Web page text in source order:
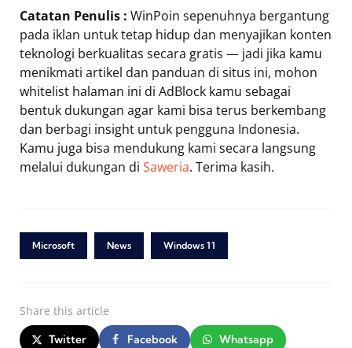
Catatan Penulis : WinPoin sepenuhnya bergantung
pada iklan untuk tetap hidup dan menyajikan konten
teknologi berkualitas secara gratis — jadi jika kamu
menikmati artikel dan panduan di situs ini, mohon
whitelist halaman ini di AdBlock kamu sebagai
bentuk dukungan agar kami bisa terus berkembang
dan berbagi insight untuk pengguna Indonesia.
Kamu juga bisa mendukung kami secara langsung
melalui dukungan di Saweria. Terima kasih.
Microsoft News Windows 11
Share this article
Twitter Facebook Whatsapp